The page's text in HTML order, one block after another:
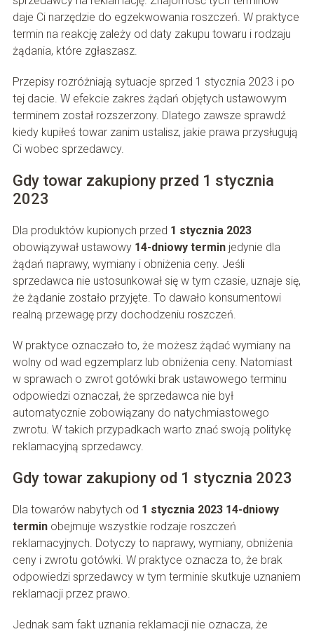
daje Ci narzędzie do egzekwowania roszczeń. W praktyce
termin na reakcję zależy od daty zakupu towaru i rodzaju
żądania, które zgłaszasz.
Przepisy rozróżniają sytuacje sprzed 1 stycznia 2023 i po
tej dacie. W efekcie zakres żądań objętych ustawowym
terminem został rozszerzony. Dlatego zawsze sprawdź
kiedy kupiłeś towar zanim ustalisz, jakie prawa przysługują
Ci wobec sprzedawcy.
Gdy towar zakupiony przed 1 stycznia
2023
Dla produktów kupionych przed 1 stycznia 2023
obowiązywał ustawowy 14-dniowy terminjedynie dla
żądań naprawy, wymiany i obniżenia ceny. Jeśli
sprzedawca nie ustosunkował się w tym czasie, uznaje się,
że żądanie zostało przyjęte. To dawało konsumentowi
realną przewagę przy dochodzeniu roszczeń.
W praktyce oznaczało to, że możesz żądać wymiany na
wolny od wad egzemplarz lub obniżenia ceny. Natomiast
w sprawach o zwrot gotówki brak ustawowego terminu
odpowiedzi oznaczał, że sprzedawca nie był
automatycznie zobowiązany do natychmiastowego
zwrotu. W takich przypadkach warto znać swoją politykę
reklamacyjną sprzedawcy.
Gdy towar zakupiony od 1 stycznia 2023
Dla towarów nabytych od 1 stycznia 2023 14-dniowy
terminobejmuje wszystkie rodzaje roszczeń
reklamacyjnych. Dotyczy to naprawy, wymiany, obniżenia
ceny i zwrotu gotówki. W praktyce oznacza to, że brak
odpowiedzi sprzedawcy w tym terminie skutkuje uznaniem
reklamacji przez prawo.
Jednak sam fakt uznania reklamacji nie oznacza, że